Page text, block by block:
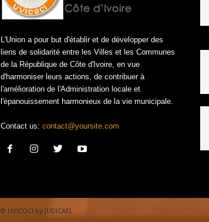
L'Union a pour but d'établir et de développer des
liens de solidarité entre les Villes et les Communes
de la République de Côte d'Ivoire, en vue
d'harmoniser leurs actions, de contribuer à
l'amélioration de l'Administration locale et
l'épanouissement harmonieux de la vie municipale.
Contact us: contact@yoursite.com
© UVICOCI by JUDICAEL